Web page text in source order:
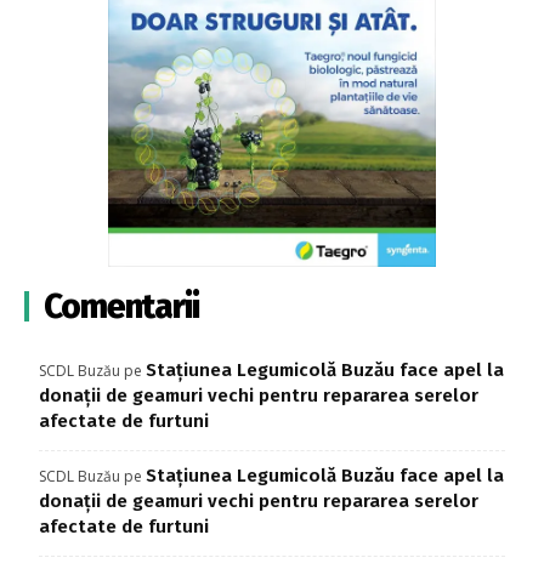
Comentarii
SCDL Buzău pe Stațiunea Legumicolă Buzău face apel la
donații de geamuri vechi pentru repararea serelor
afectate de furtuni
SCDL Buzău pe Stațiunea Legumicolă Buzău face apel la
donații de geamuri vechi pentru repararea serelor
afectate de furtuni